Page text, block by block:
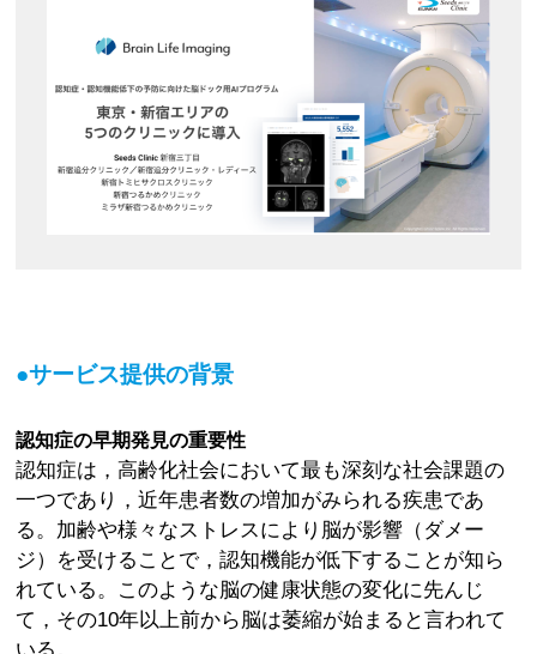
●サービス提供の背景
認知症の早期発見の重要性
認知症は，高齢化社会において最も深刻な社会課題の
一つであり，近年患者数の増加がみられる疾患であ
る。加齢や様々なストレスにより脳が影響（ダメー
ジ）を受けることで，認知機能が低下することが知ら
れている。このような脳の健康状態の変化に先んじ
て，その10年以上前から脳は萎縮が始まると言われて
いる。